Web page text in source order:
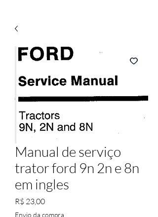
Manual de serviço
trator ford 9n 2n e 8n
em ingles
R$ 23,00Preço
Envio da compra